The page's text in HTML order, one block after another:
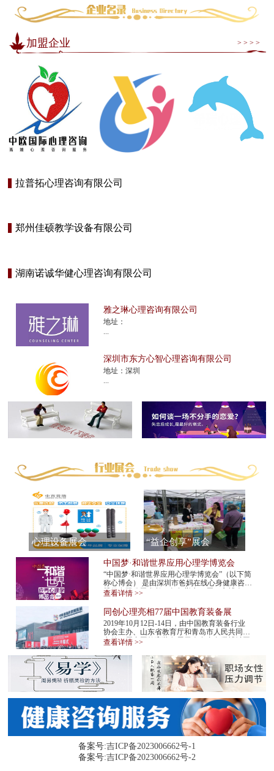
加盟企业 > > > >
拉普拓心理咨询有限公司
郑州佳硕教学设备有限公司
湖南诺诚华健心理咨询有限公司
雅之琳心理咨询有限公司
地址：
深圳市东方心智心理咨询有限公司
地址：深圳
心理设备展会 “益企创享”展会
中国梦·和谐世界应用心理学博览会
“中国梦·和谐世界应用心理学博览会”（以下简
称心博会） 是由深圳市爸妈在线心身健康咨询
股份有限公司发起，每年举办一届。心博会，
查看详情 >>
同创心理亮相77届中国教育装备展
2019年10月12日-14日，由中国教育装备行业
协会主办、山东省教育厅和青岛市人民共同承
办的77届中国教育装备展示会在青岛世博城国
应邀...
查看详情 >>
备案号:吉ICP备2023006662号-1
备案号:吉ICP备2023006662号-2